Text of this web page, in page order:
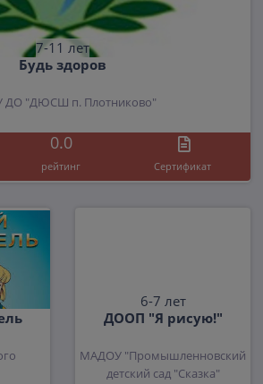
7-11 лет
Будь здоров
ДО "ДЮСШ п. Плотниково"
0.0
рейтинг Cертификат
6-7 лет
ДООП "Я рисую!"
МАДОУ "Промышленновский
детский сад "Сказка"